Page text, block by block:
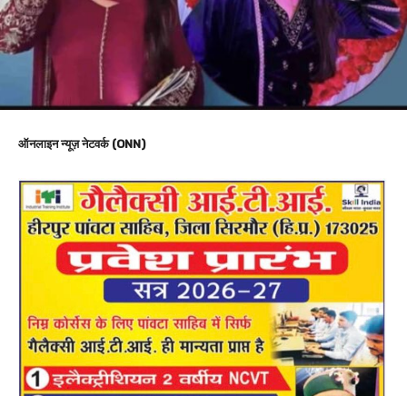
ऑनलाइन न्यूज़ नेटवर्क (ONN)